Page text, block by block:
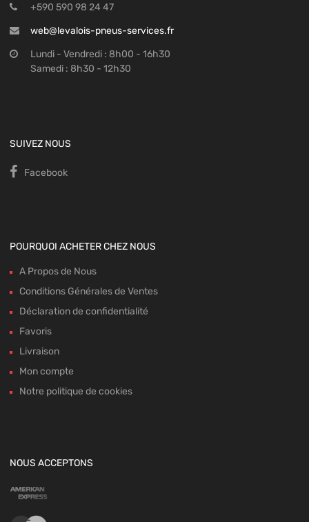
+590 590 98 24 47
web@levalois-pneus-services.fr
Lundi - Vendredi : 8h00 - 16h30
Samedi : 8h30 - 12h30
SUIVEZ NOUS
Facebook
POURQUOI ACHETER CHEZ NOUS
A Propos de Nous
Conditions Générales de Ventes
Déclaration de confidentialité
Favoris
Livraison
Mon compte
Notre politique de cookies
NOUS ACCEPTONS